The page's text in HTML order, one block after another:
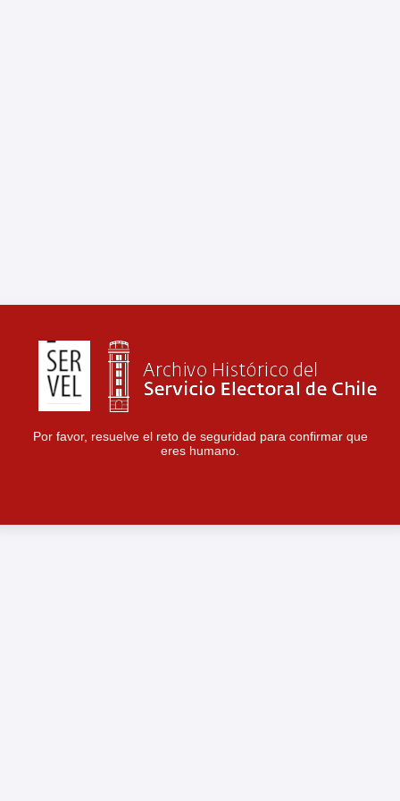
Por favor, resuelve el reto de seguridad para confirmar que
eres humano.